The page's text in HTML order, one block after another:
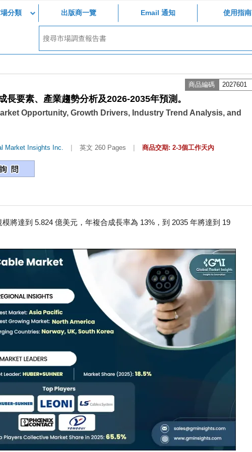
分類 出版商一覽 Email 通知 使用指南
商品編碼 2027601
要素、產業趨勢分析及2026-2035年預測。
Opportunity, Growth Drivers, Industry Trend Analysis, and
Market Insights Inc. | 英文 260 Pages | 商品交期: 2-3個工作天內
將達到 5.824 億美元，年複合成長率為 13%，到 2035 年將達到 19